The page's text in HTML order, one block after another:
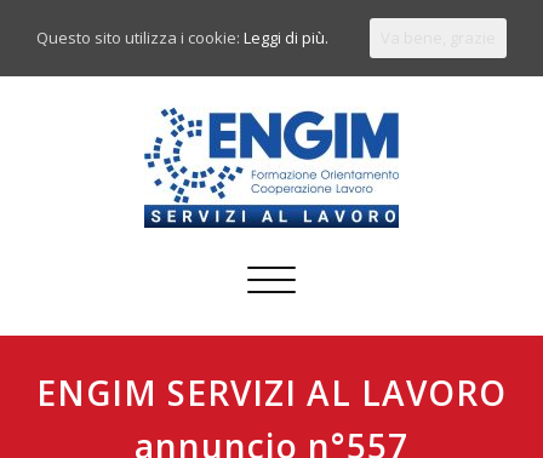
Commuta
ENGIM SERVIZI AL LAVORO
annuncio n°557
Questo sito utilizza i cookie:Leggi di più.